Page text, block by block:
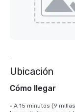
Ubicación
Cómo llegar
• A 15 minutos (9